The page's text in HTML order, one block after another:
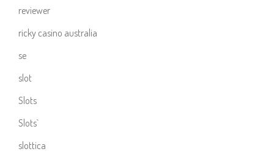
reviewer
ricky casino australia
se
slot
Slots
Slots`
slottica